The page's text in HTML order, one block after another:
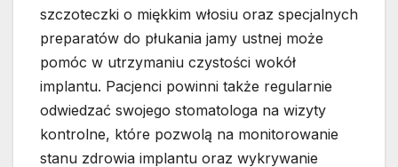
szczoteczki o miękkim włosiu oraz specjalnych
preparatów do płukania jamy ustnej może
pomóc w utrzymaniu czystości wokół
implantu. Pacjenci powinni także regularnie
odwiedzać swojego stomatologa na wizyty
kontrolne, które pozwolą na monitorowanie
stanu zdrowia implantu oraz wykrywanie